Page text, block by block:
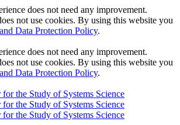
does not need any improvement.
not use cookies. By using this website you
Data Protection Policy.
does not need any improvement.
not use cookies. By using this website you
Data Protection Policy.